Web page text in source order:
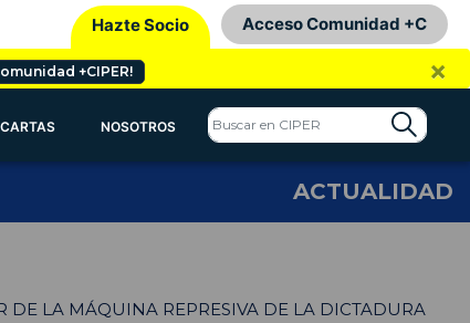
Hazte Socio Acceso Comunidad +C
+CIPER! ×
CARTAS NOSOTROS
ACTUALIDAD
DE LA MÁQUINA REPRESIVA DE LA DICTADURA